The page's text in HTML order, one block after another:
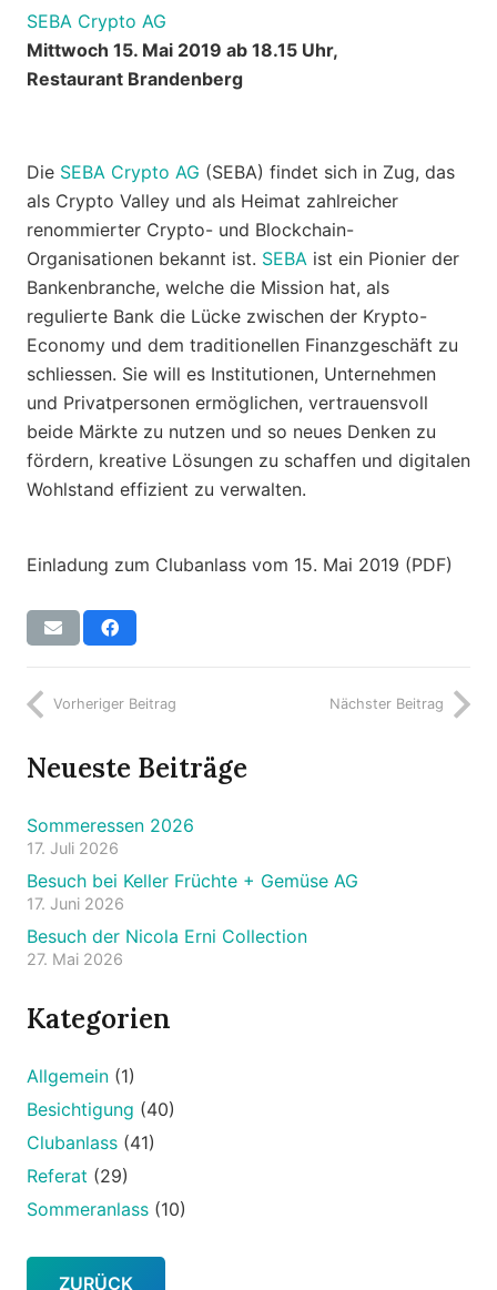
SEBA Crypto AG
Mittwoch 15. Mai 2019 ab 18.15 Uhr,
Restaurant Brandenberg
Die SEBA Crypto AG (SEBA) findet sich in Zug, das
als Crypto Valley und als Heimat zahlreicher
renommierter Crypto- und Blockchain-
Organisationen bekannt ist. SEBA ist ein Pionier der
Bankenbranche, welche die Mission hat, als
regulierte Bank die Lücke zwischen der Krypto-
Economy und dem traditionellen Finanzgeschäft zu
schliessen. Sie will es Institutionen, Unternehmen
und Privatpersonen ermöglichen, vertrauensvoll
beide Märkte zu nutzen und so neues Denken zu
fördern, kreative Lösungen zu schaffen und digitalen
Wohlstand effizient zu verwalten.
Einladung zum Clubanlass vom 15. Mai 2019 (PDF)
Vorheriger Beitrag Nächster Beitrag
Neueste Beiträge
Sommeressen 2026
17. Juli 2026
Besuch bei Keller Früchte + Gemüse AG
17. Juni 2026
Besuch der Nicola Erni Collection
27. Mai 2026
Kategorien
Allgemein (1)
Besichtigung (40)
Clubanlass (41)
Referat (29)
Sommeranlass (10)
ZURÜCK